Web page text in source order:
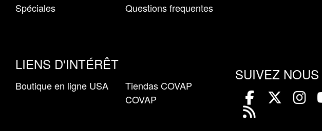
Spéciales
Questions frequentes
LIENS D'INTÉRÊT
Boutique en ligne USA
Tiendas COVAP
COVAP
SUIVEZ NOUS